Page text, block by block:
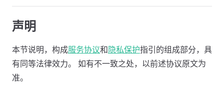
声明
本节说明，构成服务协议和隐私保护指引的组成部分，具
有同等法律效力。 如有不一致之处，以前述协议原文为
准。